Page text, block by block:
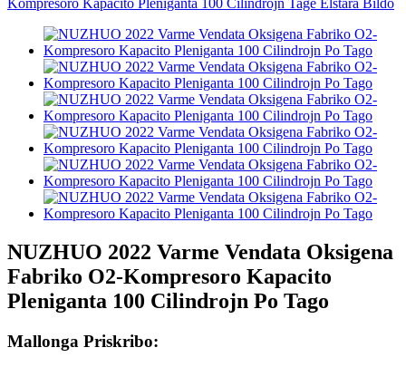
NUZHUO 2022 Varme Vendata Oksigena
Fabriko O2-Kompresoro Kapacito
Pleniganta 100 Cilindrojn Po Tago
Mallonga Priskribo: